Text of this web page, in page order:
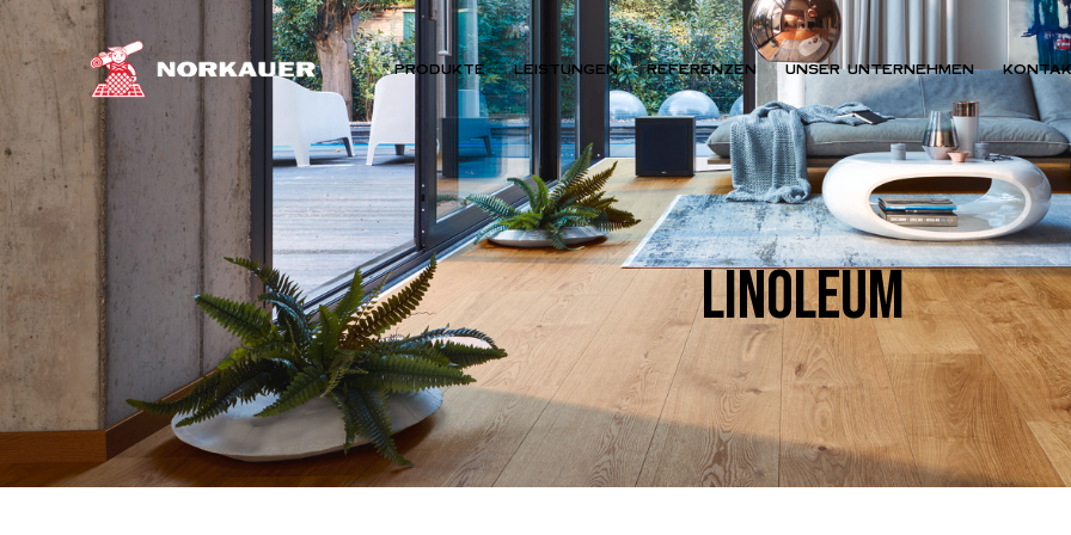
PRODUKTE LEISTUNGEN REFERENZEN UNSER UNTERNEHMEN
LINOLEUM